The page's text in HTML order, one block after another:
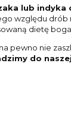
lub
względu drób
dietę
pewno nie
do